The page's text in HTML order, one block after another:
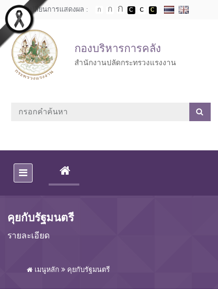
Skip to main content
เปลี่ยนการแสดงผล :
กองบริหารการคลัง
สำนักงานปลัดกระทรวงแรงงาน
(CURRENT)
คุยกับรัฐมนตรี
รายละเอียด
เมนูหลัก คุยกับรัฐมนตรี